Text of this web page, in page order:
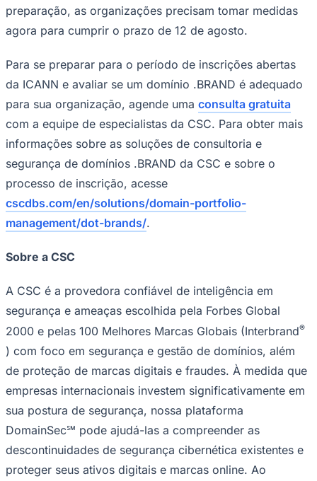
Santos
Flamengo
preparação, as organizações precisam tomar medidas
agora para cumprir o prazo de 12 de agosto.
Para se preparar para o período de inscrições abertas
da ICANN e avaliar se um domínio .BRAND é adequado
para sua organização, agende uma consulta gratuita
com a equipe de especialistas da CSC. Para obter mais
informações sobre as soluções de consultoria e
segurança de domínios .BRAND da CSC e sobre o
processo de inscrição, acesse
cscdbs.com/en/solutions/domain-portfolio-
management/dot-brands/.
Sobre a CSC
A CSC é a provedora confiável de inteligência em
segurança e ameaças escolhida pela Forbes Global
2000 e pelas 100 Melhores Marcas Globais (Interbrand®
) com foco em segurança e gestão de domínios, além
de proteção de marcas digitais e fraudes. À medida que
empresas internacionais investem significativamente em
sua postura de segurança, nossa plataforma
DomainSec℠ pode ajudá-las a compreender as
descontinuidades de segurança cibernética existentes e
proteger seus ativos digitais e marcas online. Ao